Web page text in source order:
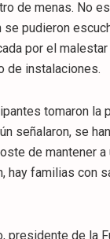
de menas. No
pudieron
por el
de instalaciones.
tomaron la
señalaron, se
de mantener
hay familias con
de la